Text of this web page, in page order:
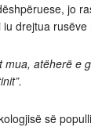
jo
drejtua rusëve
atëherë e
së